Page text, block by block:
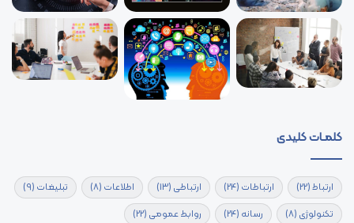
کلمـات کلیدی
ارتباط(22) ارتباطات (24) ارتباطی (13) اطلاعات (8) تبلیغات (9)
تکنولوژی (8) رسانه (24) روابط عمومی (22)